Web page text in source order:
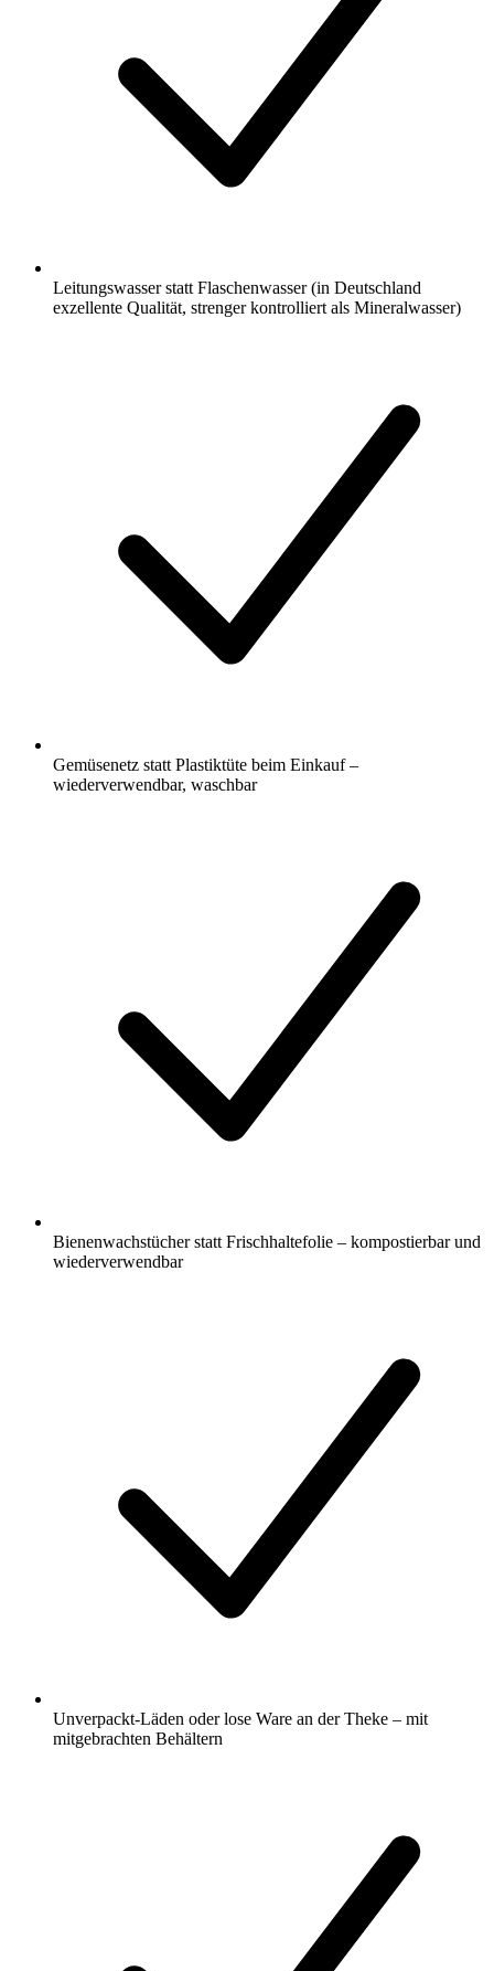
Leitungswasser statt Flaschenwasser (in Deutschland
exzellente Qualität, strenger kontrolliert als Mineralwasser)
Gemüsenetz statt Plastiktüte beim Einkauf –
wiederverwendbar, waschbar
Bienenwachstücher statt Frischhaltefolie – kompostierbar und
wiederverwendbar
Unverpackt-Läden oder lose Ware an der Theke – mit
mitgebrachten Behältern